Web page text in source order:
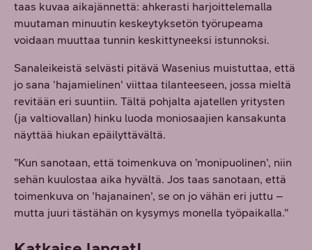
taas kuvaa aikajännettä: ahkerasti harjoittelemalla
muutaman minuutin keskeytyksetön työrupeama
voidaan muuttaa tunnin keskittyneeksi istunnoksi.
Sanaleikeistä selvästi pitävä Wasenius muistuttaa, että
jo sana ’hajamielinen’ viittaa tilanteeseen, jossa mieltä
revitään eri suuntiin. Tältä pohjalta ajatellen yritysten
(ja valtiovallan) hinku luoda moniosaajien kansakunta
näyttää hiukan epäilyttävältä.
”Kun sanotaan, että toimenkuva on ’monipuolinen’, niin
sehän kuulostaa aika hyvältä. Jos taas sanotaan, että
toimenkuva on ’hajanainen’, se on jo vähän eri juttu –
mutta juuri tästähän on kysymys monella työpaikalla.”